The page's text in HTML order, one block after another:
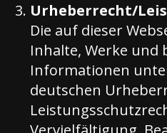
Urheberrecht/
Die auf dieser
Inhalte, Werke und
Informationen
deutschen